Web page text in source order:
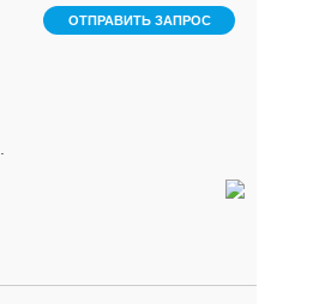
ОТПРАВИТЬ ЗАПРОС